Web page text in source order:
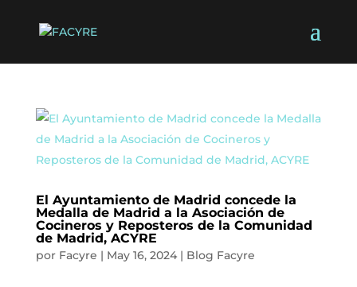
El Ayuntamiento de Madrid concede la
Medalla de Madrid a la Asociación de
Cocineros y Reposteros de la Comunidad
de Madrid, ACYRE
por Facyre | May 16, 2024| Blog Facyre